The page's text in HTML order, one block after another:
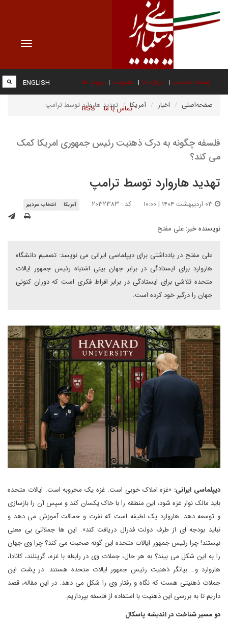
Toggle
صفحه نخست درباره ما عضویت پیوند ها
تماس با ما RSS
ENGLISH
صفحه‌اصلی اخبار آمریکا تهدید هاروارد توسط ترامپ
فلسفه چگونه به درک ذهنیت رئیس جمهوری امریکا کمک
می کند؟
تهدید هاروارد توسط ترامپ
کد : ۲۰۳۲۳۸۳ آمریکا انتخاب سردبیر
نویسنده خبر: علی مفتح
علی مفتح در یادداشتی برای دیپلماسی ایرانی می نویسد: تصمیم دانشگاه
هاروارد برای ایستادگی در برابر جهان بینی اشتباه رئیس جمهور ایالات
متحده تلاشی برای ایستادگی در برابر افراط فکری است که دوران کنونی
جهان را درگیر خود کرده است.
دیپلماسی ایرانی: «غزه املاک خوبی است. غزه یک مخروبه است. ایالات متحده
باید مالک نوار غزه شود، این منطقه را با خاک یکسان کند و سپس آن را بازسازی
و توسعه دهد…هاروارد یک لطیفه است که نفرت و حماقت آموزش می دهد و
نباید بودجه ای از طرف دولت فدرال دریافت کند». این ها جملاتی بی معنی
نیستند! چرا رئیس جمهور ایالات متحده این گونه صحبت می کند؟‌ چرا وی جهان
را به این شکل می بیند؟ به هر حال، جملات وی در رابطه با غزه، گرینلند، کانادا،
هاروارد و… بیانگر ذهنیت رئیس جمهور ایالات متحده هستند. در پشت این
جملات ذهنیتی هست که نگاه و رفتار وی را شکل می دهد. در این مقاله، قصد
داریم تا به بررسی این ذهنیت با استفاده از فلسفه بپردازیم.
دو مسیر شناخت در اندیشه پاسکال